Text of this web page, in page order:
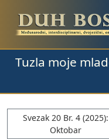
Tuzla moje
Svezak 20 Br. 4 (2025):
Oktobar